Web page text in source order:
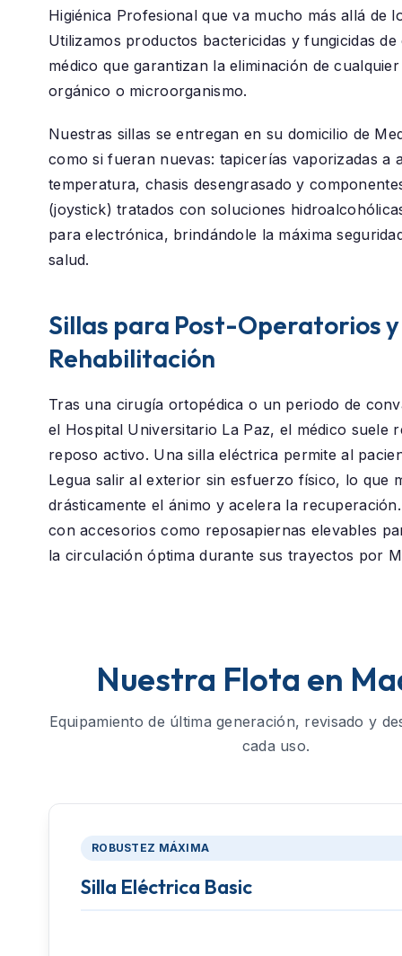
Higiénica Profesional que va mucho más allá de
Utilizamos productos bactericidas y fungicidas
médico que garantizan la eliminación de
orgánico o microorganismo.
Nuestras sillas se entregan en su domicilio de
como si fueran nuevas: tapicerías vaporizadas a
temperatura, chasis desengrasado y
(joystick) tratados con soluciones
para electrónica, brindándole la máxima
salud.
Sillas para Post-Operatorios y
Rehabilitación
Tras una cirugía ortopédica o un periodo de
el Hospital Universitario La Paz, el médico suele
reposo activo. Una silla eléctrica permite al
Legua salir al exterior sin esfuerzo físico, lo que
drásticamente el ánimo y acelera la
con accesorios como reposapiernas elevables
la circulación óptima durante sus trayectos por
Nuestra Flota en
Equipamiento de última generación, revisado y
cada uso.
ROBUSTEZ MÁXIMA
Silla Eléctrica Basic